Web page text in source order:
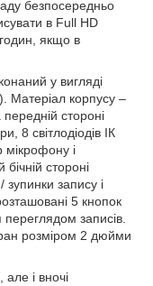
безпосередньо
в Full HD
якщо в
у вигляді
Матеріал корпусу –
стороні
8 світлодіодів ІК
мікрофону і
бічній стороні
зупинки запису і
5 кнопок
записів.
розміром 2 дюйми
і вночі